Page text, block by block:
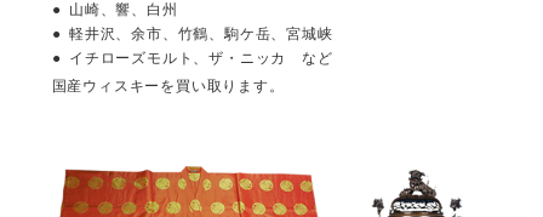
山崎、響、白州
軽井沢、余市、竹鶴、駒ケ岳、宮城峡
イチローズモルト、ザ・ニッカ など
国産ウィスキーを買い取ります。